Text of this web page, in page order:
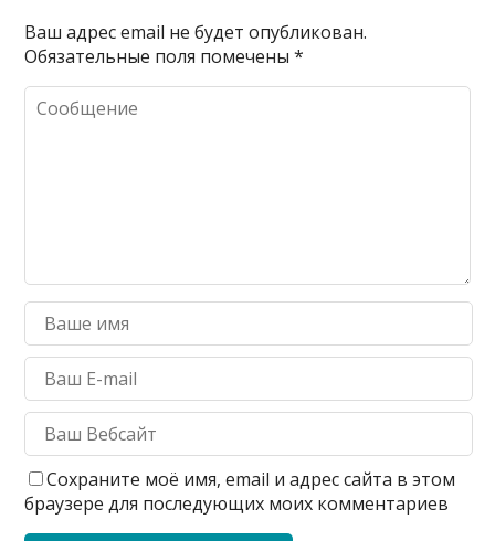
Ваш адрес email не будет опубликован.
Обязательные поля помечены*
Сохраните моё имя, email и адрес сайта в этом
браузере для последующих моих комментариев